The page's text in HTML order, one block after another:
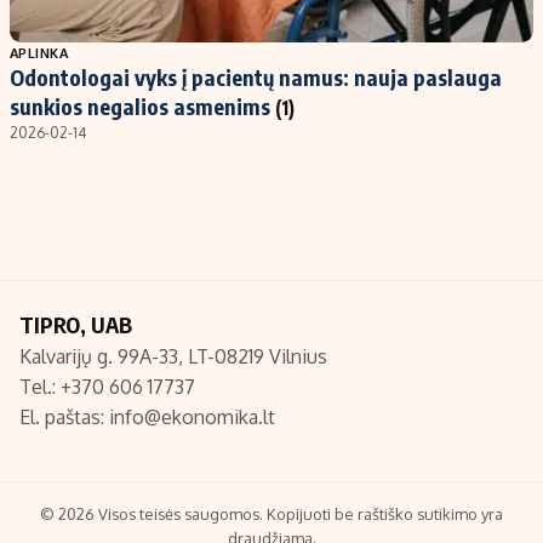
Populiarios temos
Investavimas
Akcijų rinka
Titulinis
Nedarbo išmokos skaičiuoklė
Redakcija
Turinio žymėjimo taisyklės
APLINKA
Odontologai vyks į pacientų namus: nauja paslauga
sunkios negalios asmenims (1)
2026-02-14
TIPRO, UAB
Kalvarijų g. 99A-33, LT-08219 Vilnius
Tel.: +370 606 17737
El. paštas: info@ekonomika.lt
© 2026 Visos teisės saugomos. Kopijuoti be raštiško sutikimo yra
draudžiama.